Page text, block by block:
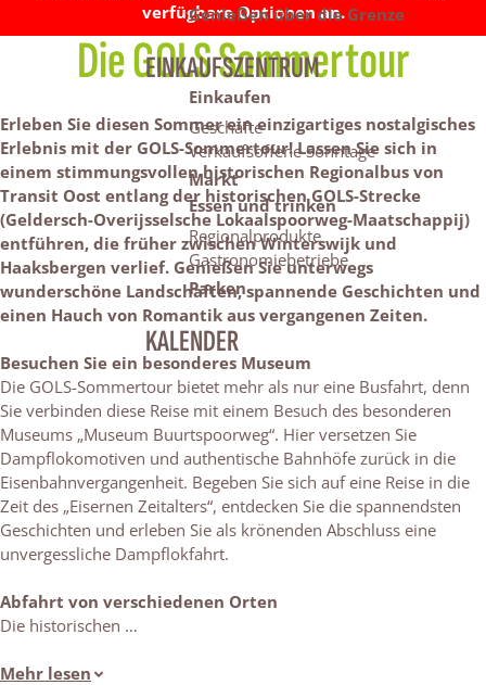
Genießen über die Grenze
EINKAUFSZENTRUM
Einkaufen
Geschäfte
Verkaufsoffene Sonntage
Markt
Essen und trinken
Regionalprodukte
Gastronomiebetriebe
Parken
KALENDER
verfügbare Optionen an.
Die GOLS Sommertour
Erleben Sie diesen Sommer ein einzigartiges nostalgisches
Erlebnis mit der GOLS-Sommertour! Lassen Sie sich in
einem stimmungsvollen historischen Regionalbus von
Transit Oost entlang der historischen GOLS-Strecke
(Geldersch-Overijsselsche Lokaalspoorweg-Maatschappij)
entführen, die früher zwischen Winterswijk und
Haaksbergen verlief. Genießen Sie unterwegs
wunderschöne Landschaften, spannende Geschichten und
einen Hauch von Romantik aus vergangenen Zeiten.
Besuchen Sie ein besonderes Museum
Die GOLS-Sommertour bietet mehr als nur eine Busfahrt, denn
Sie verbinden diese Reise mit einem Besuch des besonderen
Museums „Museum Buurtspoorweg“. Hier versetzen Sie
Dampflokomotiven und authentische Bahnhöfe zurück in die
Eisenbahnvergangenheit. Begeben Sie sich auf eine Reise in die
Zeit des „Eisernen Zeitalters“, entdecken Sie die spannendsten
Geschichten und erleben Sie als krönenden Abschluss eine
unvergessliche Dampflokfahrt.
Abfahrt von verschiedenen Orten
Die historischen …
Mehr lesen